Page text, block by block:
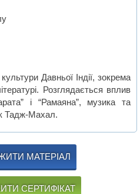
Давньої Індії, зокрема
Розглядається вплив
і “Рамаяна”, музика та
Тадж-Махал.
МАТЕРІАЛ
СЕРТИФІКАТ